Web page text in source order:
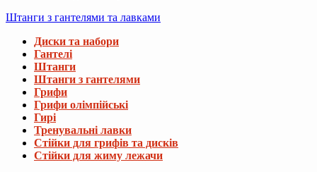
Штанги з гантелями та лавками
Диски та набори
Гантелі
Штанги
Штанги з гантелями
Грифи
Грифи олімпійські
Гирі
Тренувальні лавки
Стійки для грифів та дисків
Стійки для жиму лежачи